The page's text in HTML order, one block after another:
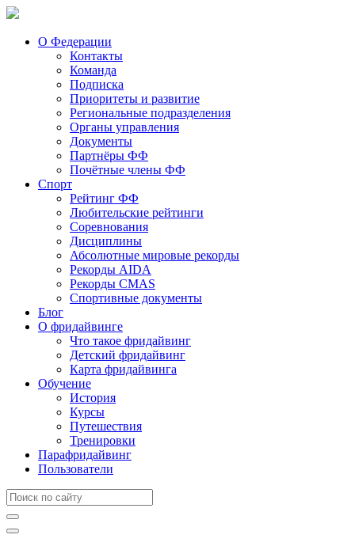
О Федерации
Контакты
Команда
Подписка
Приоритеты и развитие
Региональные подразделения
Органы управления
Документы
Партнёры ФФ
Почётные члены ФФ
Спорт
Рейтинг ФФ
Любительские рейтинги
Соревнования
Дисциплины
Абсолютные мировые рекорды
Рекорды AIDA
Рекорды CMAS
Спортивные документы
Блог
О фридайвинге
Что такое фридайвинг
Детский фридайвинг
Карта фридайвинга
Обучение
История
Курсы
Путешествия
Тренировки
Парафридайвинг
Пользователи